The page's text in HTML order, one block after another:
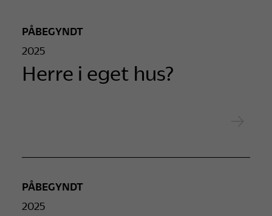
PÅBEGYNDT
2025
Herre i eget hus?
PÅBEGYNDT
2025